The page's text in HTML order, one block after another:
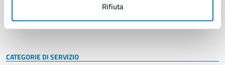
Rifiuta
Intranet, posta aziendale e protocollo
CATEGORIE DI SERVIZIO